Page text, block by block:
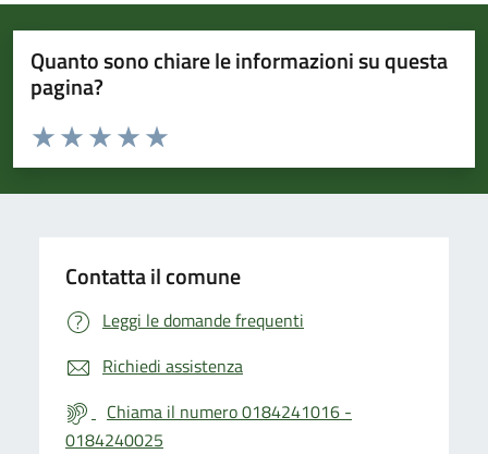
Quanto sono chiare le informazioni su questa
pagina?
Valuta da 1 a 5 stelle la pagina
Valuta 5 stelle su 5
Valuta 4 stelle su 5
Valuta 3 stelle su 5
Valuta 2 stelle su 5
Valuta 1 stelle su 5
Contatta il comune
Leggi le domande frequenti
Richiedi assistenza
Chiama il numero 0184241016 -
0184240025